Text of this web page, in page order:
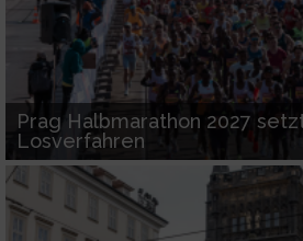
Prag Halbmarathon 2027
Losverfahren